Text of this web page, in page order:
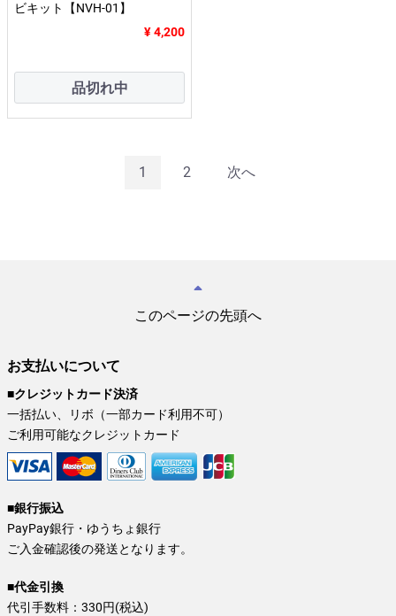
ビキット【NVH-01】
¥ 4,200
品切れ中
1 2 次へ
このページの先頭へ
お支払いについて
■クレジットカード決済
一括払い、リボ（一部カード利用不可）
ご利用可能なクレジットカード
■銀行振込
PayPay銀行・ゆうちょ銀行
ご入金確認後の発送となります。
■代金引換
代引手数料：330円(税込)